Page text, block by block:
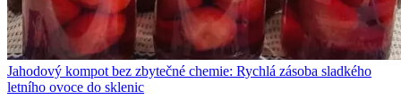
Jahodový kompot bez zbytečné chemie: Rychlá zásoba sladkého
letního ovoce do sklenic